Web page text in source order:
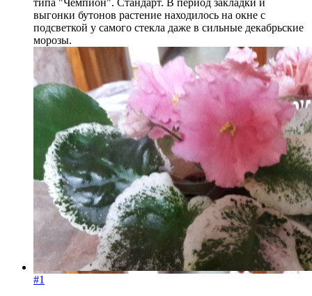
типа "Чемпион". Стандарт. В период закладки и
выгонки бутонов растение находилось на окне с
подсветкой у самого стекла даже в сильные декабрьские
морозы.
#1